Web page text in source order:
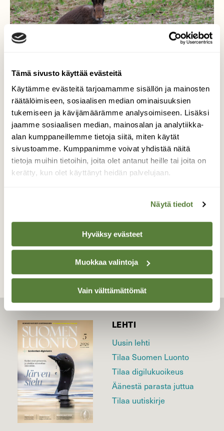
Tämä sivusto käyttää evästeitä
Käytämme evästeitä tarjoamamme sisällön ja mainosten
räätälöimiseen, sosiaalisen median ominaisuuksien
tukemiseen ja kävijämäärämme analysoimiseen. Lisäksi
jaamme sosiaalisen median, mainosalan ja analytiikka-
alan kumppaneillemme tietoja siitä, miten käytät
sivustoamme. Kumppanimme voivat yhdistää näitä
tietoja muihin tietoihin, joita olet antanut heille tai joita on
kerätty, kun olet käyttänyt heidän palvelujaan.
Näytä tiedot
Hyväksy evästeet
Muokkaa valintoja
Vain välttämättömät
Ja kukas sinä olet?
Metsäjänis ruokaili tienvarsipellolla ja
pysähtyi ihmettelemään kuvaajaa.
Valokuvaaja: Jaana Saarelainen, Pohjois-Karjala
TAKAISIN LISTAAN
LEHTI
Uusin lehti
Tilaa Suomen Luonto
Tilaa digilukuoikeus
Äänestä parasta juttua
Tilaa uutiskirje